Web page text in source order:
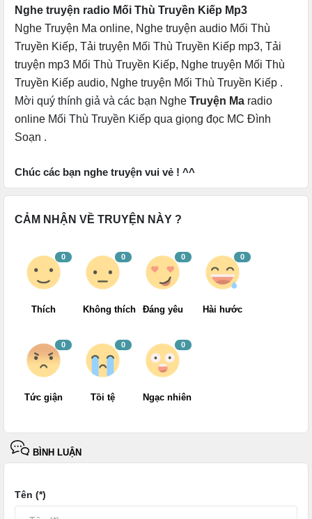
Nghe truyện radio Mối Thù Truyền Kiếp Mp3
Nghe Truyện Ma online, Nghe truyện audio Mối Thù
Truyền Kiếp, Tải truyện Mối Thù Truyền Kiếp mp3, Tải
truyện mp3 Mối Thù Truyền Kiếp, Nghe truyện Mối Thù
Truyền Kiếp audio, Nghe truyện Mối Thù Truyền Kiếp .
Mời quý thính giả và các bạn Nghe Truyện Ma radio
online Mối Thù Truyền Kiếp qua giọng đọc MC Đình
Soạn .
Chúc các bạn nghe truyện vui vẻ ! ^^
CẢM NHẬN VỀ TRUYỆN NÀY ?
0
Thích
0
Không thích
0
Đáng yêu
0
Hài hước
0
Tức giận
0
Tồi tệ
0
Ngạc nhiên
BÌNH LUẬN
Tên (*)